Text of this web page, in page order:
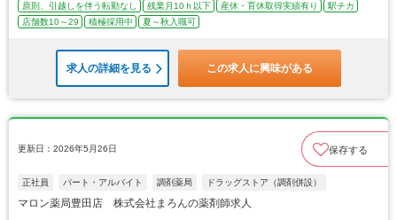
原則、引越しを伴う転勤なし
残業月10ｈ以下 産休・育休取得実績有り
駅チカ
店舗数10～29
積極採用中 夏～秋入職可
求人の詳細を見る この求人に興味がある
更新日：2026年5月26日 保存する
正社員 パート・アルバイト 調剤薬局 ドラッグストア（調剤併設）
マロン薬局豊田店 株式会社まろんの薬剤師求人